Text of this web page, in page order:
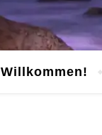
Willkommen!